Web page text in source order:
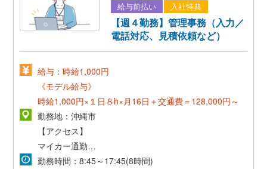
給与前払い
入社特典
【週４勤務】管理事務（入力／
電話対応、見積依頼など）
給与：時給1,000円
《モデル給与》
時給1,000円×１日８h×月16日＋交通費＝128,000円～
勤務地：沖縄市
【アクセス】
マイカー通勤OK
*無料駐車場あり*
勤務時間：8:45～17:45(8時間)